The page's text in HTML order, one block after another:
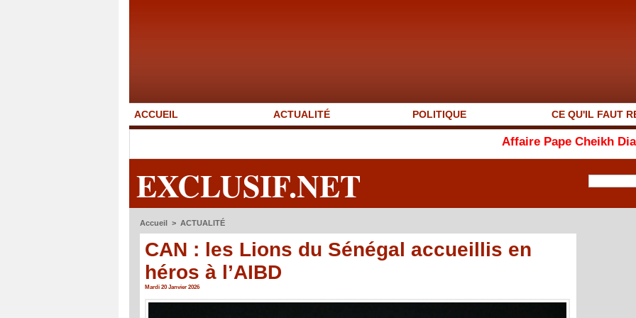
ACCUEIL ACTUALITÉ POLITIQUE CE QU'IL FAUT
Affaire Pape Cheikh Diallo et Cie :
EXCLUSIF.NET
Accueil > ACTUALITÉ
CAN : les Lions du Sénégal accueillis en
héros à l’AIBD
Mardi 20 Janvier 2026